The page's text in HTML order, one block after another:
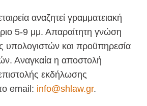
αναζητεί γραμματειακή
5-9 μμ. Απαραίτητη γνώση
υπολογιστών και προϋπηρεσία
Αναγκαία η αποστολή
εκδήλωσης
email: info@shlaw.gr.